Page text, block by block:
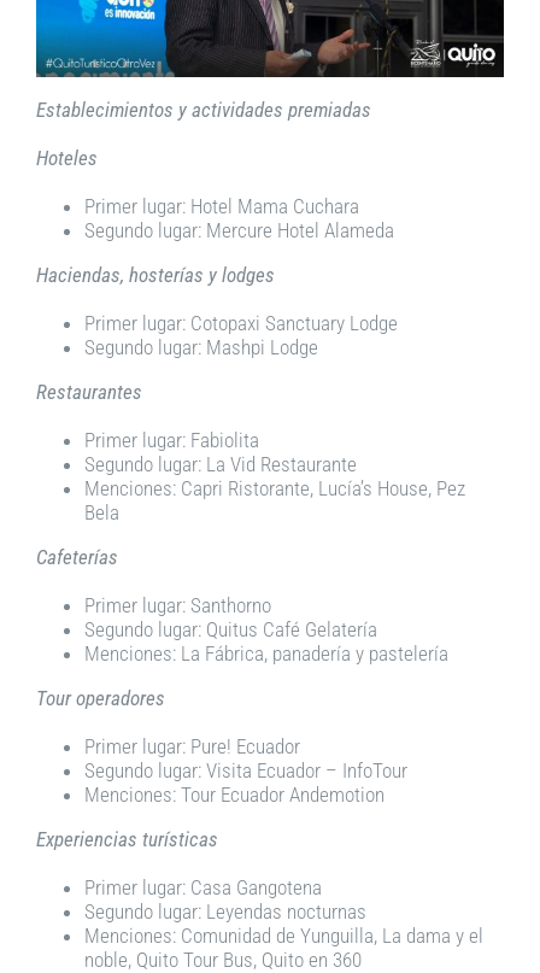
Establecimientos y actividades premiadas
Hoteles
Primer lugar: Hotel Mama Cuchara
Segundo lugar: Mercure Hotel Alameda
Haciendas, hosterías y lodges
Primer lugar: Cotopaxi Sanctuary Lodge
Segundo lugar: Mashpi Lodge
Restaurantes
Primer lugar: Fabiolita
Segundo lugar: La Vid Restaurante
Menciones: Capri Ristorante, Lucía’s House, Pez
Bela
Cafeterías
Primer lugar: Santhorno
Segundo lugar: Quitus Café Gelatería
Menciones: La Fábrica, panadería y pastelería
Tour operadores
Primer lugar: Pure! Ecuador
Segundo lugar: Visita Ecuador – InfoTour
Menciones: Tour Ecuador Andemotion
Experiencias turísticas
Primer lugar: Casa Gangotena
Segundo lugar: Leyendas nocturnas
Menciones: Comunidad de Yunguilla, La dama y el
noble, Quito Tour Bus, Quito en 360